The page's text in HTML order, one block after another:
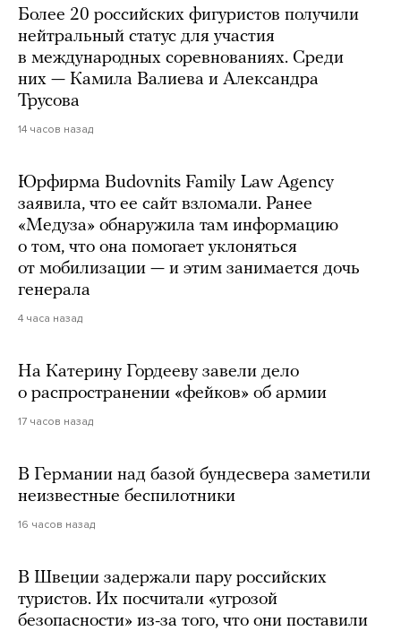
Более 20 российских фигуристов получили
нейтральный статус для участия
в международных соревнованиях. Среди
них — Камила Валиева и Александра
Трусова
14 часов назад
Юрфирма Budovnits Family Law Agency
заявила, что ее сайт взломали. Ранее
«Медуза» обнаружила там информацию
о том, что она помогает уклоняться
от мобилизации — и этим занимается дочь
генерала
4 часа назад
На Катерину Гордееву завели дело
о распространении «фейков» об армии
17 часов назад
В Германии над базой бундесвера заметили
неизвестные беспилотники
16 часов назад
В Швеции задержали пару российских
туристов. Их посчитали «угрозой
безопасности» из-за того, что они поставили